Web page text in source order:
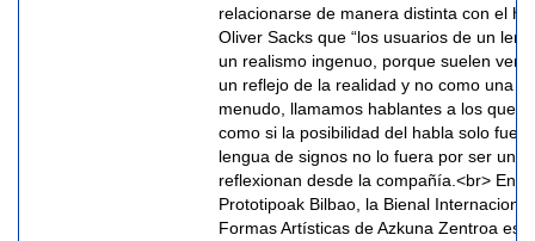
relacionarse de manera distinta con el
Oliver Sacks que “los usuarios de un
un realismo ingenuo, porque suelen ver
un reflejo de la realidad y no como una
menudo, llamamos hablantes a los que
como si la posibilidad del habla solo
lengua de signos no lo fuera por ser una
reflexionan desde la compañía.<br>
Prototipoak Bilbao, la Bienal
Formas Artísticas de Azkuna Zentroa